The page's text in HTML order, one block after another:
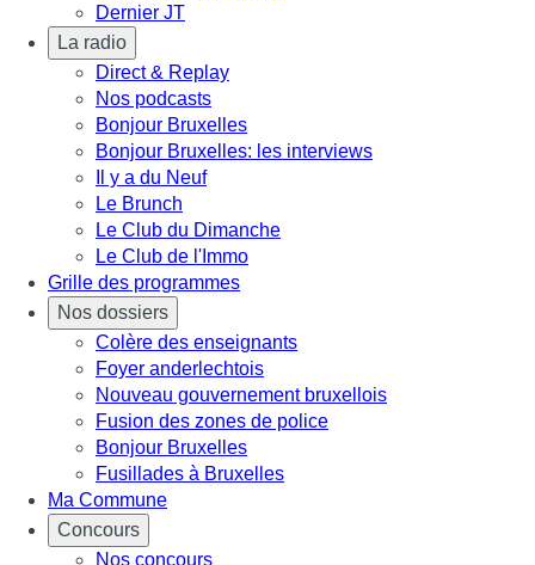
Dernier JT
La radio
Direct & Replay
Nos podcasts
Bonjour Bruxelles
Bonjour Bruxelles: les interviews
Il y a du Neuf
Le Brunch
Le Club du Dimanche
Le Club de l'Immo
Grille des programmes
Nos dossiers
Colère des enseignants
Foyer anderlechtois
Nouveau gouvernement bruxellois
Fusion des zones de police
Bonjour Bruxelles
Fusillades à Bruxelles
Ma Commune
Concours
Nos concours